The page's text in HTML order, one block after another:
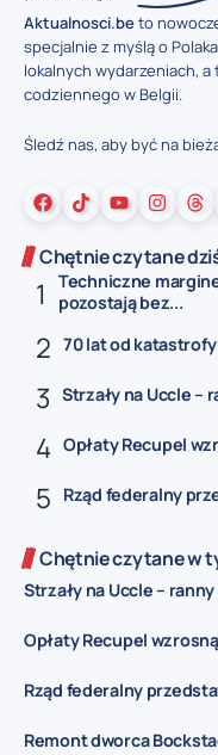
Aktualnosci.beto
specjalnie z myślą o
lokalnych wydarzeniach,
codziennego w Belgii.
Śledź nas, aby być na
Chętnie czytane
Techniczne
pozostają bez...
70 lat od
Strzały na Uccle –
Opłaty Recupel
Rząd federalny
Chętnie czytane w
Strzały na Uccle –
Opłaty Recupel
Rząd federalny
Remont dworca